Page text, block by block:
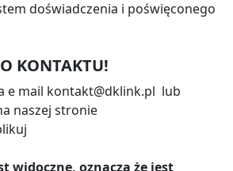
doświadczenia i poświęconego
KONTAKTU!
e mail kontakt@dklink.pl lub
naszej stronie
widoczne, oznacza że jest